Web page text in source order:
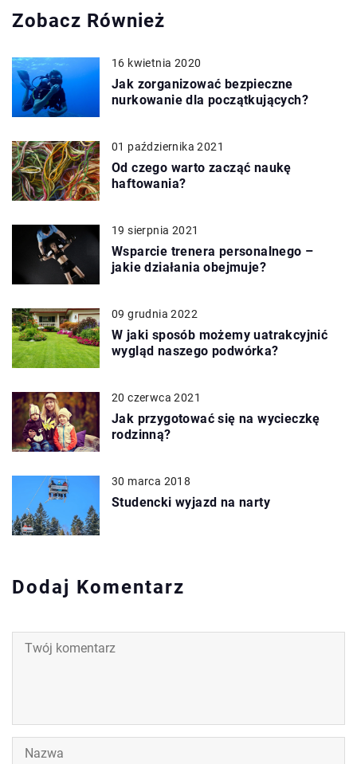
Zobacz Również
16 kwietnia 2020
Jak zorganizować bezpieczne
nurkowanie dla początkujących?
01 października 2021
Od czego warto zacząć naukę
haftowania?
19 sierpnia 2021
Wsparcie trenera personalnego –
jakie działania obejmuje?
09 grudnia 2022
W jaki sposób możemy uatrakcyjnić
wygląd naszego podwórka?
20 czerwca 2021
Jak przygotować się na wycieczkę
rodzinną?
30 marca 2018
Studencki wyjazd na narty
Dodaj Komentarz